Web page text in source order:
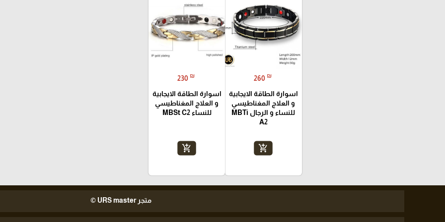
260 ₪
اسوارة الطاقة الايجابية
و العلاج المغناطيسي
للنساء و الرجال MBTi
A2
add_shopping_cart
230 ₪
اسوارة الطاقة الايجابية
و العلاج المغناطيسي
للنساء MBSt C2
add_shopping_cart
متجر URS master ©